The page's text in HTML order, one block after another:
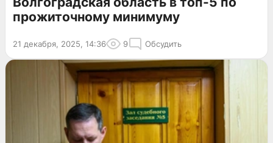
прожиточному минимуму
21 декабря, 2025, 14:36 9 Обсудить